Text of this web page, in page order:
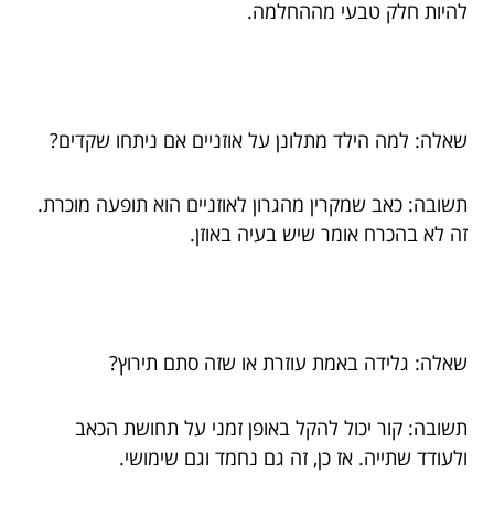
להיות חלק טבעי מההחלמה.
שאלה: למה הילד מתלונן על אוזניים אם ניתחו שקדים?
תשובה: כאב שמקרין מהגרון לאוזניים הוא תופעה מוכרת.
זה לא בהכרח אומר שיש בעיה באוזן.
שאלה: גלידה באמת עוזרת או שזה סתם תירוץ?
תשובה: קור יכול להקל באופן זמני על תחושת הכאב
ולעודד שתייה. אז כן, זה גם נחמד וגם שימושי.